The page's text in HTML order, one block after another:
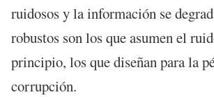
ruidosos y la información se
robustos son los que asumen el
principio, los que diseñan para la
corrupción.